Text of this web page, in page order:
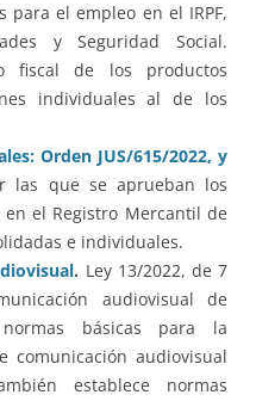
para el empleo en el IRPF,
y Seguridad Social.
fiscal de los productos
individuales al de los
Orden JUS/615/2022, y
las que se aprueban los
el Registro Mercantil de
e individuales.
. Ley 13/2022, de 7
audiovisual de
básicas para la
comunicación audiovisual
establece normas